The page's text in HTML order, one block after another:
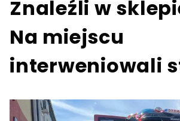
Znaleźli w
Na miejscu
interweniowali